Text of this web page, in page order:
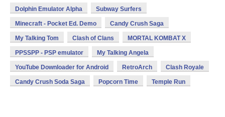
Dolphin Emulator Alpha Subway Surfers
Minecraft - Pocket Ed. Demo Candy Crush Saga
My Talking Tom Clash of Clans MORTAL KOMBAT X
PPSSPP - PSP emulator My Talking Angela
YouTube Downloader for Android RetroArch Clash Royale
Candy Crush Soda Saga Popcorn Time Temple Run